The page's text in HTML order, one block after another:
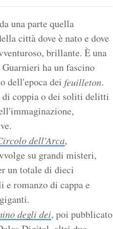
una parte quella
città dove è nato e dove
brillante. È una
ha un fascino
dell'epoca dei feuilleton.
di coppia o dei soliti delitti
dell'Arca,
su grandi misteri,
un totale di dieci
romanzo di cappa e
degli dei, poi pubblicato